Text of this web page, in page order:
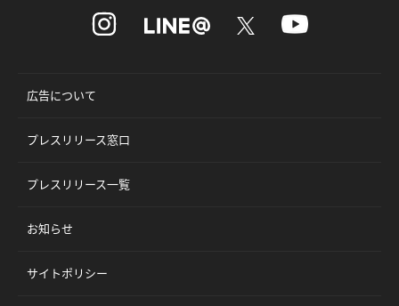
広告について
プレスリリース窓口
プレスリリース一覧
お知らせ
サイトポリシー